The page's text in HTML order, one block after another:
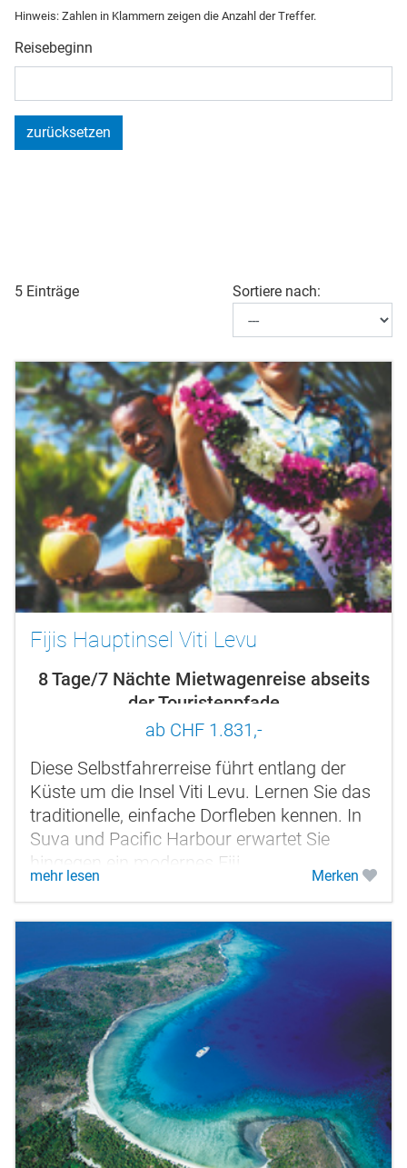
Hinweis: Zahlen in Klammern zeigen die Anzahl der Treffer.
Reisebeginn
zurücksetzen
5 Einträge Sortiere nach:
Fijis Hauptinsel Viti Levu
8 Tage/7 Nächte Mietwagenreise abseits
der Touristenpfade
ab CHF 1.831,-
Diese Selbstfahrerreise führt entlang der
Küste um die Insel Viti Levu. Lernen Sie das
traditionelle, einfache Dorfleben kennen. In
Suva und Pacific Harbour erwartet Sie
hingegen ein modernes Fiji.
mehr lesen Merken